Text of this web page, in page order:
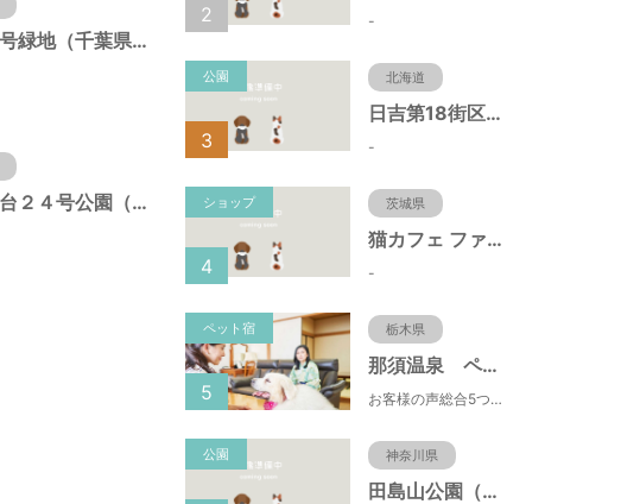
初石２号緑地（千葉県流山市）
江戸川台２４号公園（千葉県流山市）
-
2
公園 北海道
日吉第18街区公園（北海道函館市）
-
3
ショップ 茨城県
猫カフェ ファミリーズ
-
4
ペット宿 栃木県
那須温泉 ペット＆スパホテル 那須ワン
お客様の声総合5つ星■1日限定４組貸切風呂■室内ドッグランあり♪
5
公園 神奈川県
田島山公園（神奈川県藤沢市）